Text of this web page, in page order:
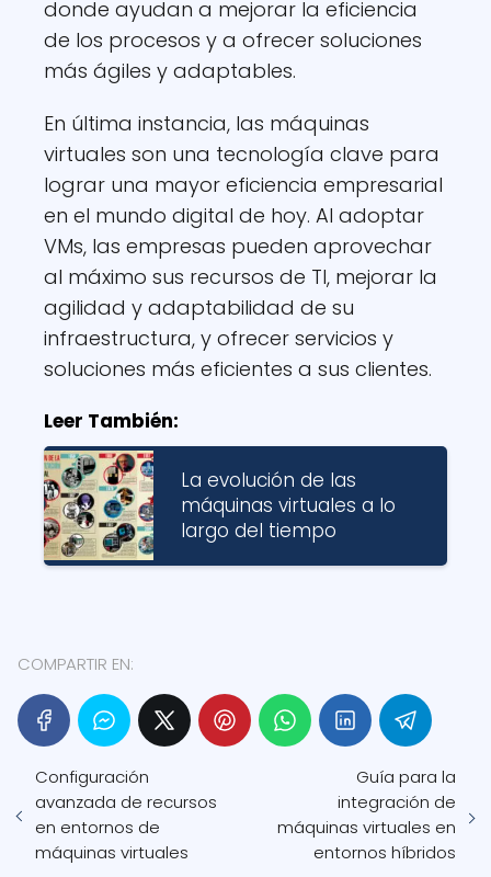
donde ayudan a mejorar la eficiencia
de los procesos y a ofrecer soluciones
más ágiles y adaptables.
En última instancia, las máquinas
virtuales son una tecnología clave para
lograr una mayor eficiencia empresarial
en el mundo digital de hoy. Al adoptar
VMs, las empresas pueden aprovechar
al máximo sus recursos de TI, mejorar la
agilidad y adaptabilidad de su
infraestructura, y ofrecer servicios y
soluciones más eficientes a sus clientes.
Leer También:
La evolución de las
máquinas virtuales a lo
largo del tiempo
COMPARTIR EN:
Configuración
avanzada de recursos
en entornos de
máquinas virtuales
Guía para la
integración de
máquinas virtuales en
entornos híbridos